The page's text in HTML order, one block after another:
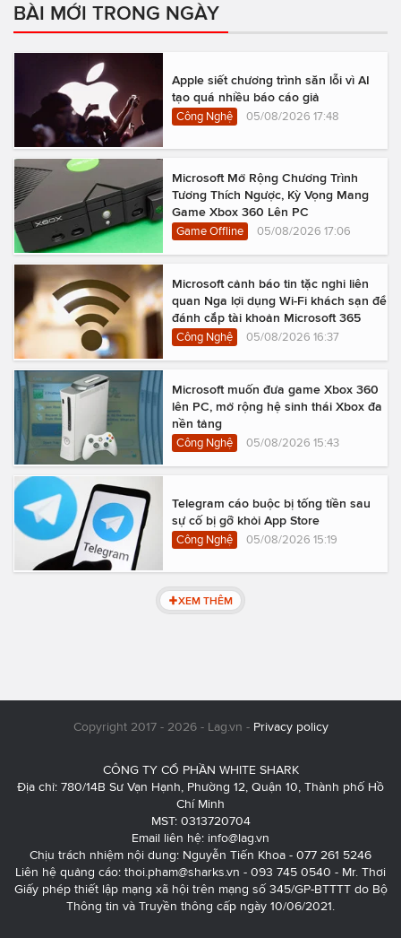
BÀI MỚI TRONG NGÀY
Apple siết chương trình săn lỗi vì AI
tạo quá nhiều báo cáo giả
Công Nghệ 05/08/2026 17:48
Microsoft Mở Rộng Chương Trình
Tương Thích Ngược, Kỳ Vọng Mang
Game Xbox 360 Lên PC
Game Offline 05/08/2026 17:06
Microsoft cảnh báo tin tặc nghi liên
quan Nga lợi dụng Wi-Fi khách sạn để
đánh cắp tài khoản Microsoft 365
Công Nghệ 05/08/2026 16:37
Microsoft muốn đưa game Xbox 360
lên PC, mở rộng hệ sinh thái Xbox đa
nền tảng
Công Nghệ 05/08/2026 15:43
Telegram cáo buộc bị tống tiền sau
sự cố bị gỡ khỏi App Store
Công Nghệ 05/08/2026 15:19
XEM THÊM
Copyright 2017 - 2026 - Lag.vn - Privacy policy
CÔNG TY CỔ PHẦN WHITE SHARK
Địa chỉ: 780/14B Sư Vạn Hạnh, Phường 12, Quận 10, Thành phố Hồ
Chí Minh
MST: 0313720704
Email liên hệ: info@lag.vn
Chịu trách nhiệm nội dung: Nguyễn Tiến Khoa - 077 261 5246
Liên hệ quảng cáo: thoi.pham@sharks.vn - 093 745 0540 - Mr. Thơi
Giấy phép thiết lập mạng xã hội trên mạng số 345/GP-BTTTT do Bộ
Thông tin và Truyền thông cấp ngày 10/06/2021.